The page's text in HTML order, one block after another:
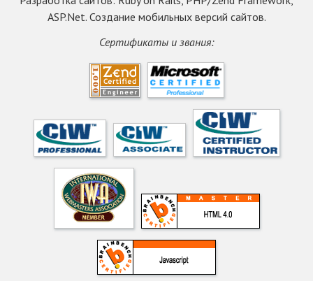
ASP.Net. Создание мобильных версий сайтов.
Сертификаты и звания: